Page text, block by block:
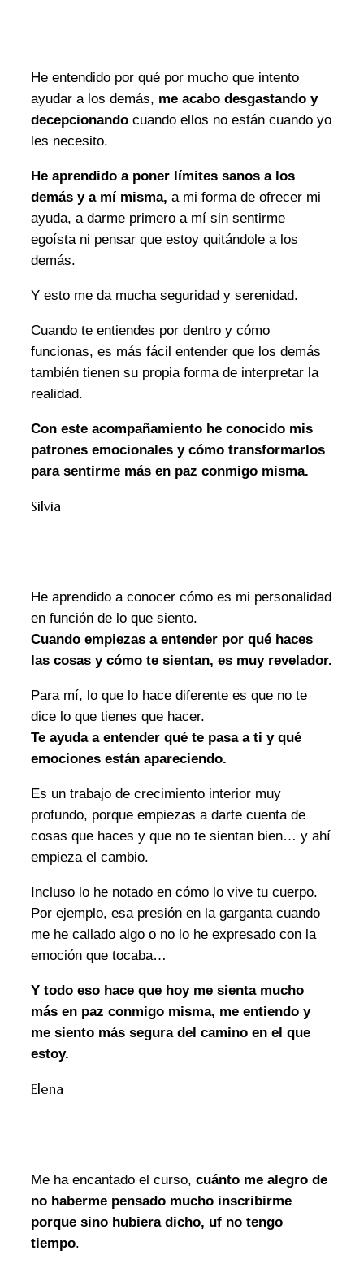
He entendido por qué por mucho que intento
ayudar a los demás, me acabo desgastando y
decepcionando cuando ellos no están cuando yo
les necesito.
He aprendido a poner límites sanos a los
demás y a mí misma, a mi forma de ofrecer mi
ayuda, a darme primero a mí sin sentirme
egoísta ni pensar que estoy quitándole a los
demás.
Y esto me da mucha seguridad y serenidad.
Cuando te entiendes por dentro y cómo
funcionas, es más fácil entender que los demás
también tienen su propia forma de interpretar la
realidad.
Con este acompañamiento he conocido mis
patrones emocionales y cómo transformarlos
para sentirme más en paz conmigo misma.
Silvia
He aprendido a conocer cómo es mi personalidad
en función de lo que siento.
Cuando empiezas a entender por qué haces
las cosas y cómo te sientan, es muy revelador.
Para mí, lo que lo hace diferente es que no te
dice lo que tienes que hacer.
Te ayuda a entender qué te pasa a ti y qué
emociones están apareciendo.
Es un trabajo de crecimiento interior muy
profundo, porque empiezas a darte cuenta de
cosas que haces y que no te sientan bien… y ahí
empieza el cambio.
Incluso lo he notado en cómo lo vive tu cuerpo.
Por ejemplo, esa presión en la garganta cuando
me he callado algo o no lo he expresado con la
emoción que tocaba…
Y todo eso hace que hoy me sienta mucho
más en paz conmigo misma, me entiendo y
me siento más segura del camino en el que
estoy.
Elena
Me ha encantado el curso, cuánto me alegro de
no haberme pensado mucho inscribirme
porque sino hubiera dicho, uf no tengo
tiempo.